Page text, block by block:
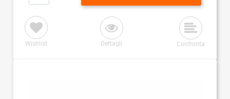
Wishlist Dettagli Confronta